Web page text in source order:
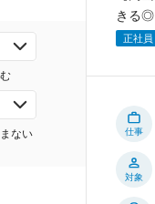
ない
きる◎
正社員
仕事
対象